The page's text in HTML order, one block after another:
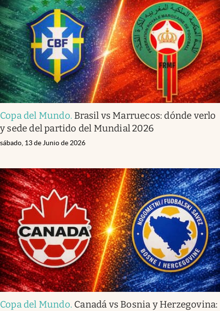
Copa del Mundo. Brasil vs Marruecos: dónde verlo
y sede del partido del Mundial 2026
sábado, 13 de Junio de 2026
Copa del Mundo. Canadá vs Bosnia y Herzegovina: